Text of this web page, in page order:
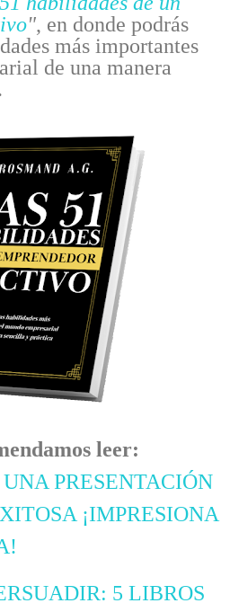
", en donde podrás
más importantes
de una manera
leer:
PRESENTACIÓN
¡IMPRESIONA
5 LIBROS